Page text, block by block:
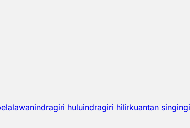
indragiri huluindragiri hilirkuantan singingi